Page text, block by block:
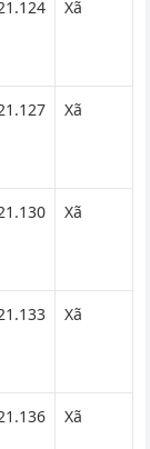
Xã
Xã
Xã
Xã
Xã